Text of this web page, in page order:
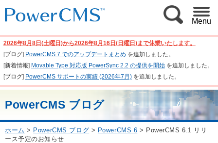
Menu
2026年8月8日(土曜日)から2026年8月16日(日曜日)まで休業いたします。
[ブログ] PowerCMS 7 でのアップデートまとめ を追加しました。
[新着情報] Movable Type 対応版 PowerSync 2.2 の提供を開始を追加しました。
[ブログ] PowerCMS サポートの実績 (2026年7月)を追加しました。
PowerCMS ブログ
ホーム > PowerCMS ブログ > PowerCMS 6 > PowerCMS 6.1 リリ
ース予定のお知らせ